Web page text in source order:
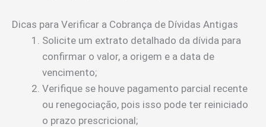
Dicas para Verificar a Cobrança de Dívidas Antigas
Solicite um extrato detalhado da dívida para
confirmar o valor, a origem e a data de
vencimento;
Verifique se houve pagamento parcial recente
ou renegociação, pois isso pode ter reiniciado
o prazo prescricional;